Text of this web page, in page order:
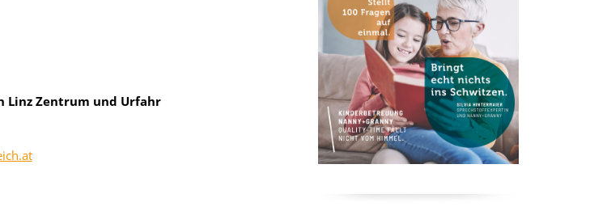
Linz Zentrum und Urfahr